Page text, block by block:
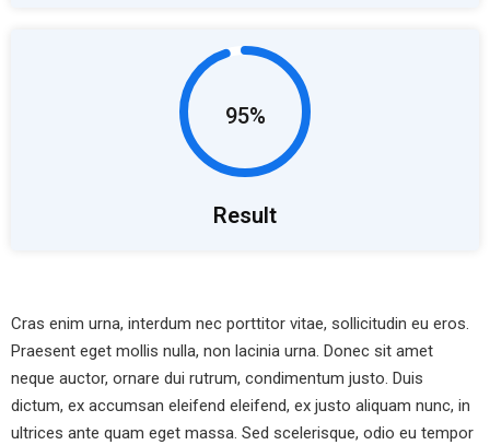
95%
Result
Cras enim urna, interdum nec porttitor vitae, sollicitudin eu eros.
Praesent eget mollis nulla, non lacinia urna. Donec sit amet
neque auctor, ornare dui rutrum, condimentum justo. Duis
dictum, ex accumsan eleifend eleifend, ex justo aliquam nunc, in
ultrices ante quam eget massa. Sed scelerisque, odio eu tempor